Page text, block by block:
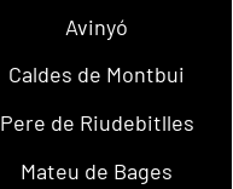
Avinyó
Caldes de Montbui
Pere de Riudebitlles
Mateu de Bages